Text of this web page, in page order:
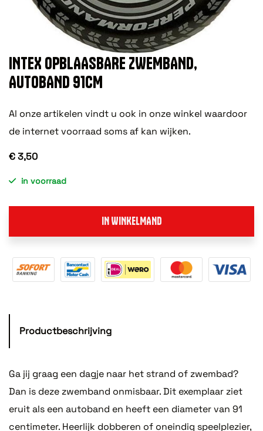
INTEX OPBLAASBARE ZWEMBAND,
AUTOBAND 91CM
Al onze artikelen vindt u ook in onze winkel waardoor
de internet voorraad soms af kan wijken.
€ 3,50
in voorraad
IN WINKELMAND
Productbeschrijving
Ga jij graag een dagje naar het strand of zwembad?
Dan is deze zwemband onmisbaar. Dit exemplaar ziet
eruit als een autoband en heeft een diameter van 91
centimeter. Heerlijk dobberen of oneindig speelplezier,